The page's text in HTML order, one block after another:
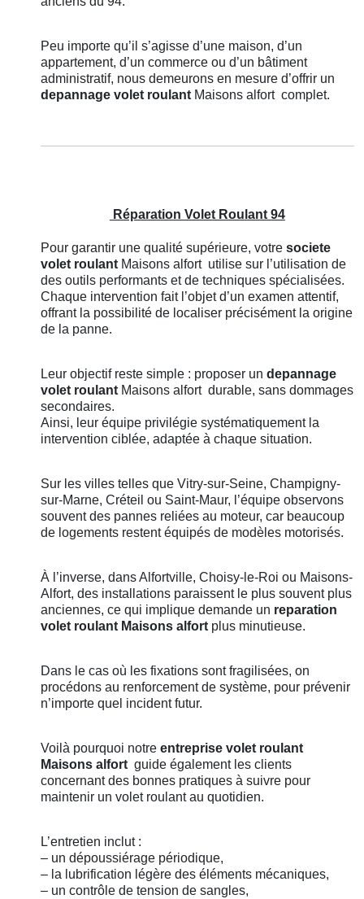
Peu importe qu’il s’agisse d’une maison, d’un
appartement, d’un commerce ou d’un bâtiment
administratif, nous demeurons en mesure d’offrir un
depannage volet roulant Maisons alfort complet.
Réparation Volet Roulant 94
Pour garantir une qualité supérieure, votre societe
volet roulantMaisons alfort utilise sur l’utilisation de
des outils performants et de techniques spécialisées.
Chaque intervention fait l’objet d’un examen attentif,
offrant la possibilité de localiser précisément la origine
de la panne.
Leur objectif reste simple : proposer un depannage
volet roulantMaisons alfort durable, sans dommages
secondaires.
Ainsi, leur équipe privilégie systématiquement la
intervention ciblée, adaptée à chaque situation.
Sur les villes telles que Vitry-sur-Seine, Champigny-
sur-Marne, Créteil ou Saint-Maur, l’équipe observons
souvent des pannes reliées au moteur, car beaucoup
de logements restent équipés de modèles motorisés.
À l’inverse, dans Alfortville, Choisy-le-Roi ou Maisons-
Alfort, des installations paraissent le plus souvent plus
anciennes, ce qui implique demande un reparation
volet roulant Maisons alfortplus minutieuse.
Dans le cas où les fixations sont fragilisées, on
procédons au renforcement de système, pour prévenir
n’importe quel incident futur.
Voilà pourquoi notre entreprise volet roulant
Maisons alfort guide également les clients
concernant des bonnes pratiques à suivre pour
maintenir un volet roulant au quotidien.
L’entretien inclut :
– un dépoussiérage périodique,
– la lubrification légère des éléments mécaniques,
– un contrôle de tension de sangles,